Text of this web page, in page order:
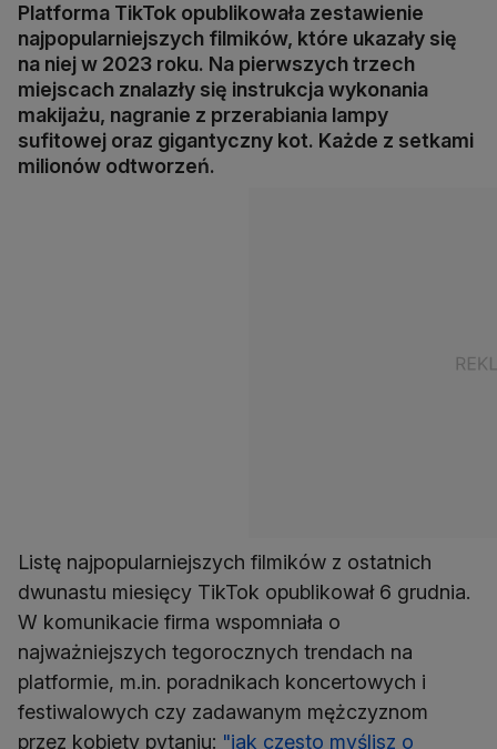
Platforma TikTok opublikowała zestawienie
najpopularniejszych filmików, które ukazały się
na niej w 2023 roku. Na pierwszych trzech
miejscach znalazły się instrukcja wykonania
makijażu, nagranie z przerabiania lampy
sufitowej oraz gigantyczny kot. Każde z setkami
milionów odtworzeń.
Listę najpopularniejszych filmików z ostatnich
dwunastu miesięcy TikTok opublikował 6 grudnia.
W komunikacie firma wspomniała o
najważniejszych tegorocznych trendach na
platformie, m.in. poradnikach koncertowych i
festiwalowych czy zadawanym mężczyznom
przez kobiety pytaniu: "jak często myślisz o